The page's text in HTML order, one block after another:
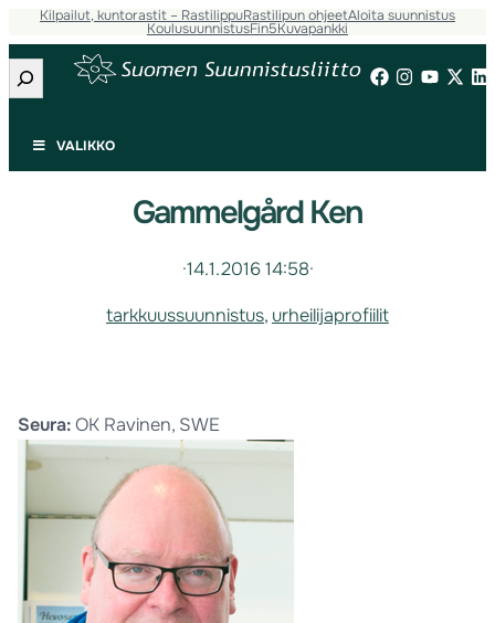
Kilpailut, kuntorastit – RastilippuRastilipun ohjeetAloita suunnistus
KoulusuunnistusFin5Kuvapankki
Etsi
VALIKKO
Gammelgård Ken
·14.1.2016 14:58·
tarkkuussuunnistus, urheilijaprofiilit
Seura:OK Ravinen, SWE